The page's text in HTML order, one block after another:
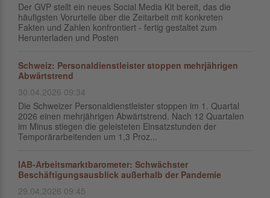
Der GVP stellt ein neues Social Media Kit bereit, das die
häufigsten Vorurteile über die Zeitarbeit mit konkreten
Fakten und Zahlen konfrontiert - fertig gestaltet zum
Herunterladen und Posten
Schweiz: Personaldienstleister stoppen mehrjährigen
Abwärtstrend
30.04.2026 09:34
Die Schweizer Personaldienstleister stoppen im 1. Quartal
2026 einen mehrjährigen Abwärtstrend. Nach 12 Quartalen
im Minus stiegen die geleisteten Einsatzstunden der
Temporärarbeitenden um 1,3 Proz...
IAB-Arbeitsmarktbarometer: Schwächster
Beschäftigungsausblick außerhalb der Pandemie
29.04.2026 09:45